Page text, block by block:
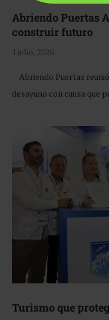
Abriendo Puertas
construir futuro
1 julio, 2026
Abriendo Puertas
desayuno con causa que
Turismo que